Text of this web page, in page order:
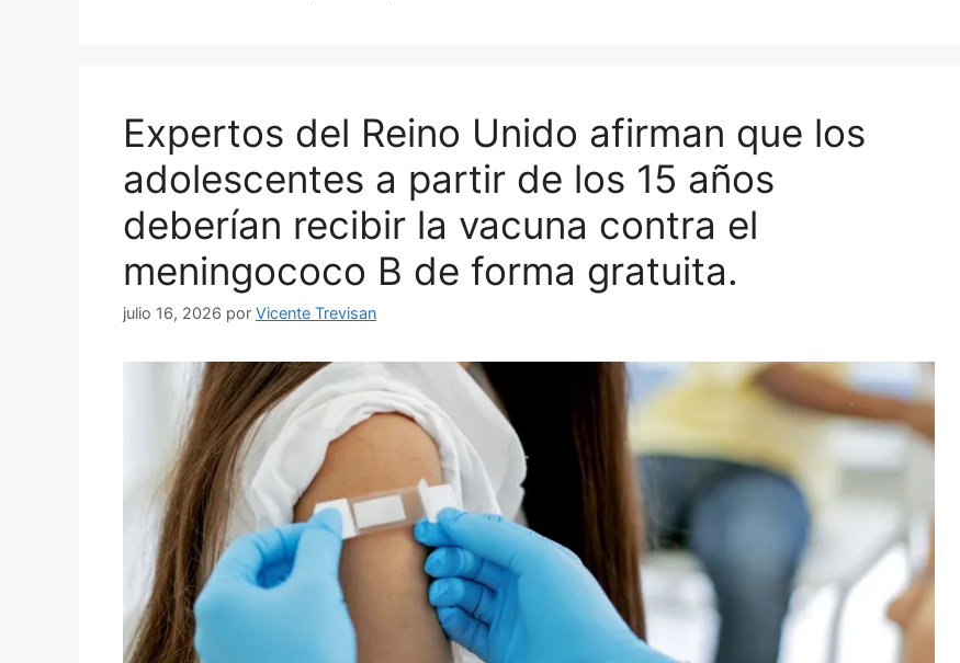
Expertos del Reino Unido afirman que los
adolescentes a partir de los 15 años
deberían recibir la vacuna contra el
meningococo B de forma gratuita.
julio 16, 2026 por Vicente Trevisan